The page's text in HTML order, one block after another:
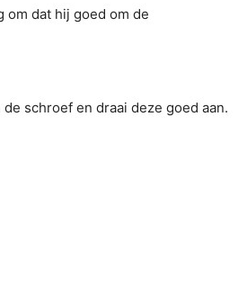
om dat hij goed om de
schroef en draai deze goed aan.